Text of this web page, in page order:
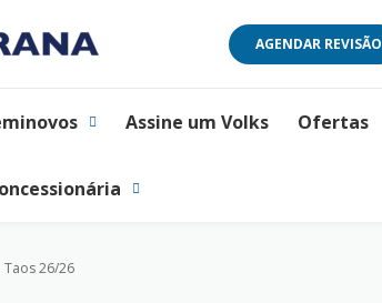
AGENDAR REVISÃO
Assine um Volks Ofertas
Taos 26/26